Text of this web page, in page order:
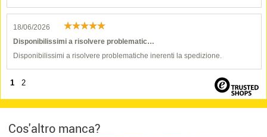
18/06/2026
Disponibilissimi a risolvere problematic…
Disponibilissimi a risolvere problematiche inerenti la spedizione.
1 2
Cos'altro manca?